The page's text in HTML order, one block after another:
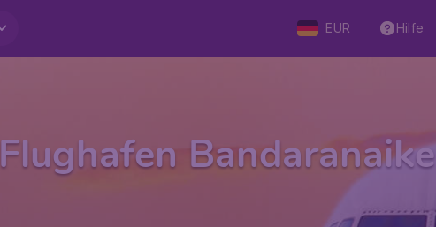
EUR Hilfe
Flughafen Bandaranaike